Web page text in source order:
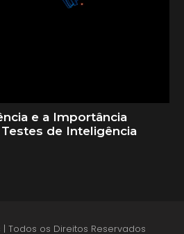
e a Importância
de Inteligência
Todos os Direitos Reservados